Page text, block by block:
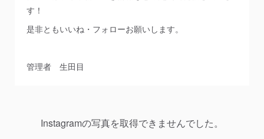
す！
是非ともいいね・フォローお願いします。
管理者 生田目
Instagramの写真を取得できませんでした。